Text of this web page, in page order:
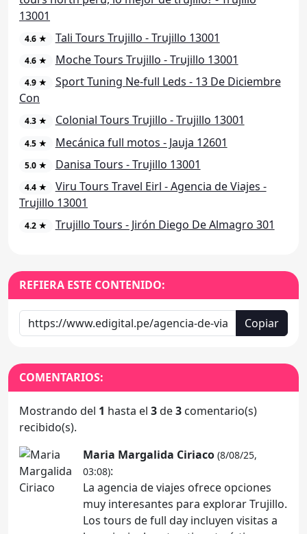
13001
4.6 ★ Tali Tours Trujillo - Trujillo 13001
4.6 ★ Moche Tours Trujillo - Trujillo 13001
4.9 ★
Sport Tuning Ne-full Leds - 13 De Diciembre
Con
4.3 ★ Colonial Tours Trujillo - Trujillo 13001
4.5 ★ Mecánica full motos - Jauja 12601
5.0 ★ Danisa Tours - Trujillo 13001
4.4 ★
Viru Tours Travel Eirl - Agencia de Viajes -
Trujillo 13001
4.2 ★ Trujillo Tours - Jirón Diego De Almagro 301
REFIERA ESTE CONTENIDO:
Copiar
COMENTARIOS:
Mostrando del 1 hasta el 3de3 comentario(s)
recibido(s).
Maria Margalida Ciriaco (8/08/25,
03:08):
La agencia de viajes ofrece opciones
muy interesantes para explorar Trujillo.
Los tours de full day incluyen visitas a